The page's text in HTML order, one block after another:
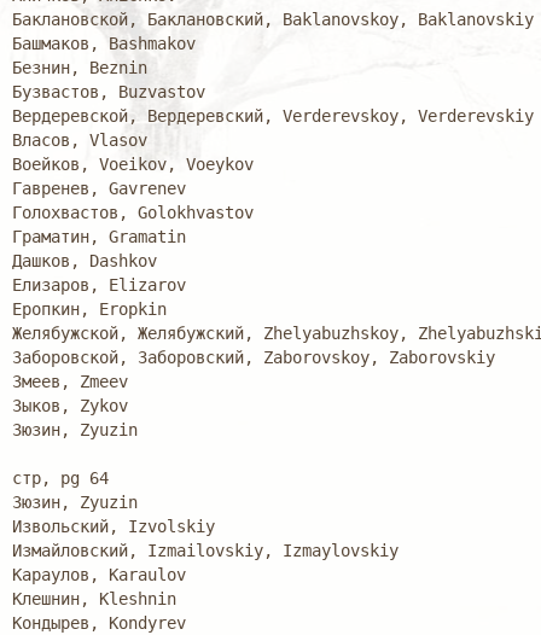
Баклановской, Баклановский, Baklanovskoy, Baklanovskiy
Башмаков, Bashmakov
Безнин, Beznin
Бузвастов, Buzvastov
Вердеревской, Вердеревский, Verderevskoy, Verderevskiy
Власов, Vlasov
Воейков, Voeikov, Voeykov
Гавренев, Gavrenev
Голохвастов, Golokhvastov
Граматин, Gramatin
Дашков, Dashkov
Елизаров, Elizarov
Еропкин, Eropkin
Желябужской, Желябужский, Zhelyabuzhskoy,
Заборовской, Заборовский, Zaborovskoy, Zaborovskiy
Змеев, Zmeev
Зыков, Zykov
Зюзин, Zyuzin
стр, pg 64
Зюзин, Zyuzin
Извольский, Izvolskiy
Измайловский, Izmailovskiy, Izmaylovskiy
Караулов, Karaulov
Клешнин, Kleshnin
Кондырев, Kondyrev